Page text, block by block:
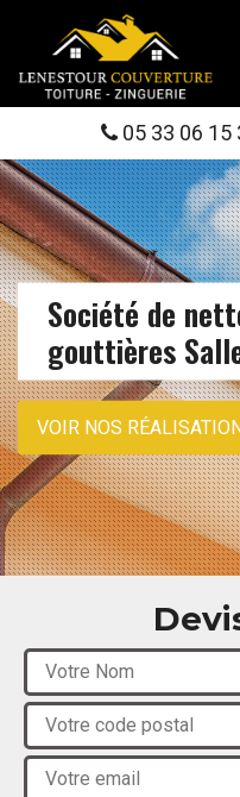
05 33 06 15
Société de
gouttières
VOIR NOS